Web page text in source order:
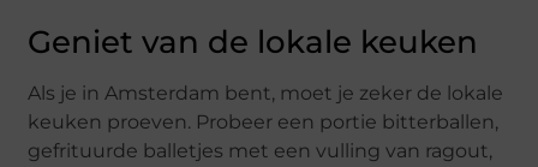
Geniet van de lokale keuken
Als je in Amsterdam bent, moet je zeker de lokale
keuken proeven. Probeer een portie bitterballen,
gefrituurde balletjes met een vulling van ragout,